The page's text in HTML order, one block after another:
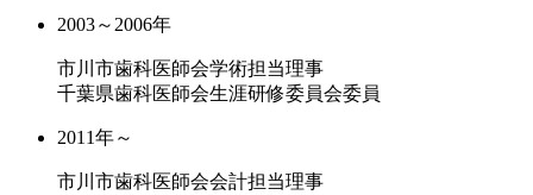
2003～2006年
市川市歯科医師会学術担当理事
千葉県歯科医師会生涯研修委員会委員
2011年～
市川市歯科医師会会計担当理事